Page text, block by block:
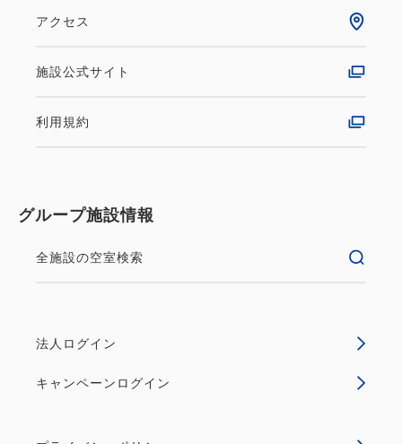
アクセス
施設公式サイト
利用規約
グループ施設情報
全施設の空室検索
法人ログイン
キャンペーンログイン